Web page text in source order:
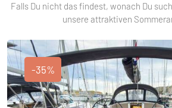
Falls Du nicht das findest, wonach Du
unsere attraktiven
-35%